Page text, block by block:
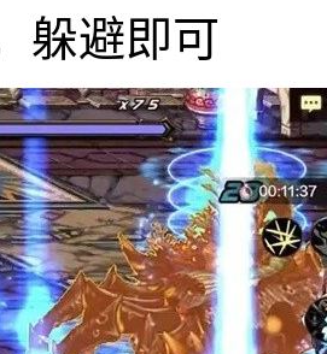
躲避即可